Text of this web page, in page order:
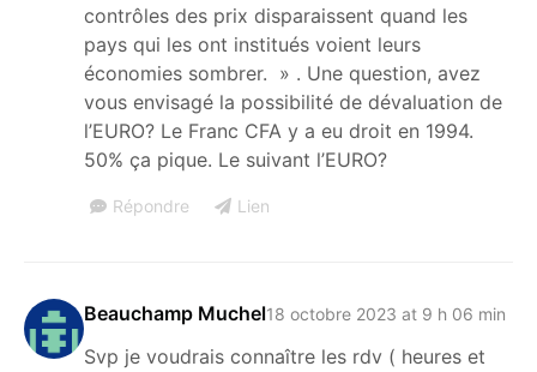
contrôles des prix disparaissent quand les
pays qui les ont institués voient leurs
économies sombrer. » . Une question, avez
vous envisagé la possibilité de dévaluation de
l’EURO? Le Franc CFA y a eu droit en 1994.
50% ça pique. Le suivant l’EURO?
Répondre Lien
Beauchamp Muchel18 octobre 2023 at 9 h 06 min
Svp je voudrais connaître les rdv ( heures et